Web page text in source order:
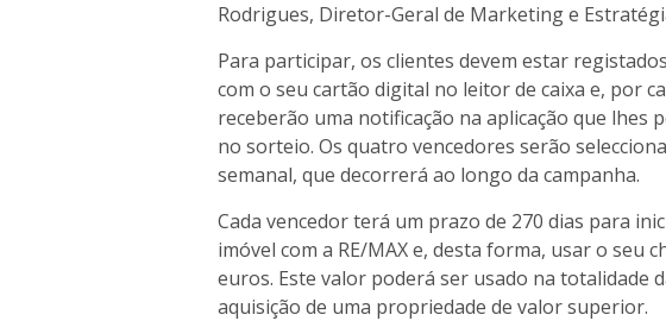
Rodrigues, Diretor-Geral de Marketing e
Para participar, os clientes devem estar
com o seu cartão digital no leitor de caixa e, por
receberão uma notificação na aplicação que
no sorteio. Os quatro vencedores serão
semanal, que decorrerá ao longo da campanha.
Cada vencedor terá um prazo de 270 dias para
imóvel com a RE/MAX e, desta forma, usar o seu
euros. Este valor poderá ser usado na totalidade
aquisição de uma propriedade de valor superior.